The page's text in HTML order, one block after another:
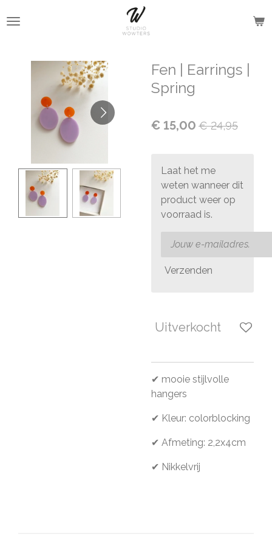
direct
hoofdinhoud
Fen | Earrings |
Spring
€ 15,00 € 24,95
Laat het me
weten wanneer dit
product weer op
voorraad is.
Verzenden
Uitverkocht
✔ mooie stijlvolle
hangers
✔ Kleur: colorblocking
✔ Afmeting: 2,2x4cm
✔ Nikkelvrij